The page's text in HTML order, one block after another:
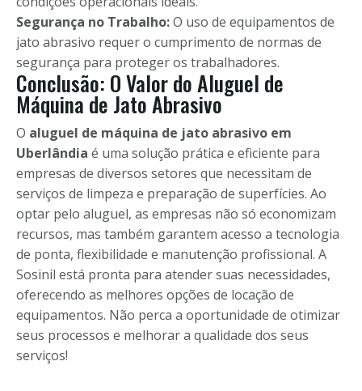
Segurança no Trabalho:O uso de equipamentos de
jato abrasivo requer o cumprimento de normas de
segurança para proteger os trabalhadores.
Conclusão: O Valor do Aluguel de
Máquina de Jato Abrasivo
O aluguel de máquina de jato abrasivo em
Uberlândia é uma solução prática e eficiente para
empresas de diversos setores que necessitam de
serviços de limpeza e preparação de superfícies. Ao
optar pelo aluguel, as empresas não só economizam
recursos, mas também garantem acesso a tecnologia
de ponta, flexibilidade e manutenção profissional. A
Sosinil está pronta para atender suas necessidades,
oferecendo as melhores opções de locação de
equipamentos. Não perca a oportunidade de otimizar
seus processos e melhorar a qualidade dos seus
serviços!